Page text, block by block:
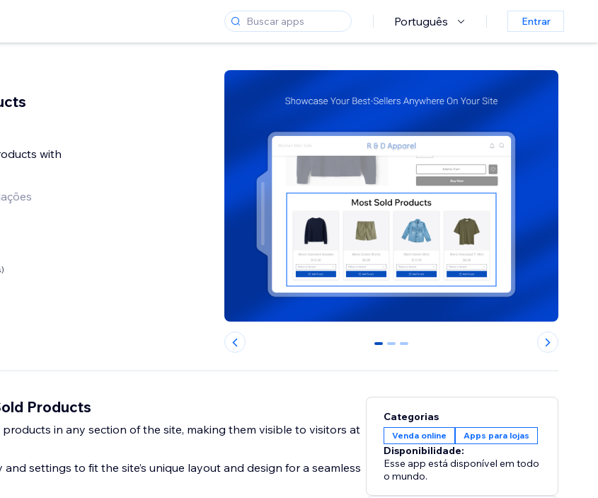
Português Entrar
with
0 1 2
Products
in any section of the site, making them visible to visitors at
settings to fit the site’s unique layout and design for a seamless
Categorias
Venda online Apps para lojas
Disponibilidade:
Esse app está disponível em todo
o mundo.